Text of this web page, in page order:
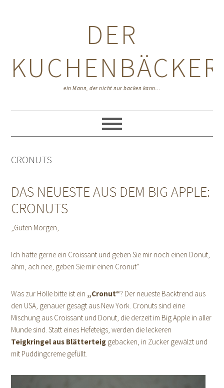
DER
KUCHENBÄCKER
ein Mann, der nicht nur backen kann...
CRONUTS
DAS NEUESTE AUS DEM BIG APPLE:
CRONUTS
„Guten Morgen,
Ich hätte gerne ein Croissant und geben Sie mir noch einen Donut,
ähm, ach nee, geben Sie mir einen Cronut“
Was zur Hölle bitte ist ein „Cronut“? Der neueste Backtrend aus
den USA, genauer gesagt aus New York. Cronuts sind eine
Mischung aus Croissant und Donut, die derzeit im Big Apple in aller
Munde sind. Statt eines Hefeteigs, werden die leckeren
Teigkringel aus Blätterteig gebacken, in Zucker gewälzt und
mit Puddingcreme gefüllt.